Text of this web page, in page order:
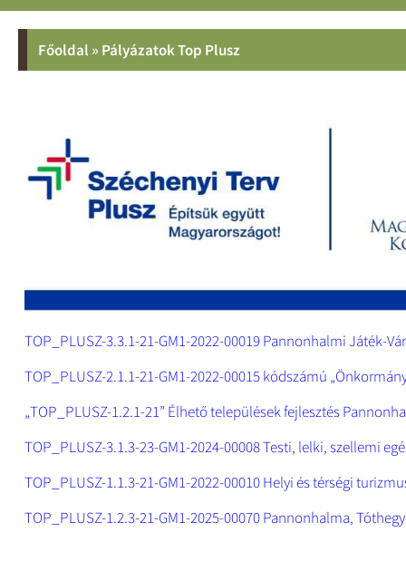
Főoldal » Pályázatok Top Plusz
TOP_PLUSZ-3.3.1-21-GM1-2022-00019 Pannonhalmi Játék-
TOP_PLUSZ-2.1.1-21-GM1-2022-00015 kódszámú
„TOP_PLUSZ-1.2.1-21” Élhető települések fejlesztés
TOP_PLUSZ-3.1.3-23-GM1-2024-00008 Testi, lelki, szellemi
TOP_PLUSZ-1.1.3-21-GM1-2022-00010 Helyi és térségi
TOP_PLUSZ-1.2.3-21-GM1-2025-00070 Pannonhalma,